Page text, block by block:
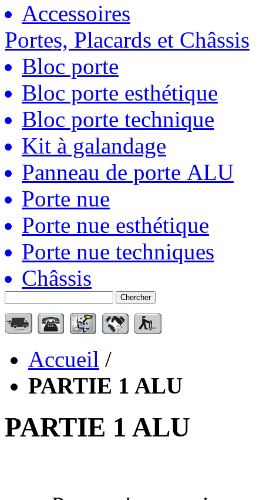
Accessoires
Portes, Placards et Châssis
Bloc porte
Bloc porte esthétique
Bloc porte technique
Kit à galandage
Panneau de porte ALU
Porte nue
Porte nue esthétique
Porte nue techniques
Châssis
Chercher
Accueil /
PARTIE 1 ALU
PARTIE 1 ALU